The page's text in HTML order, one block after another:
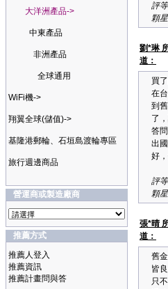
大洋洲產品->
中東產品
非洲產品
全球通用
WiFi機->
翔翼全球(儲值)->
基隆港郵輪、石垣島渡輪專區
旅行週邊商品
營運商或製造廠商
推薦方式
推薦人登入
推薦資訊
推薦計畫問與答
評
顆
劉*琳
道：
買
在
到
了
答
出
好
評
顆
張*晴
道：
舊
皆
只